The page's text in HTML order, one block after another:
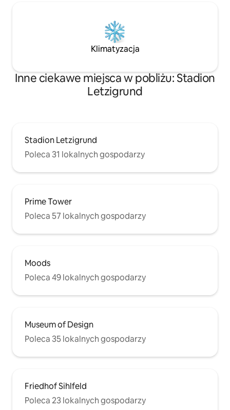
Klimatyzacja
Inne ciekawe miejsca w pobliżu: Stadion
Letzigrund
Stadion Letzigrund
Poleca 31 lokalnych gospodarzy
Prime Tower
Poleca 57 lokalnych gospodarzy
Moods
Poleca 49 lokalnych gospodarzy
Museum of Design
Poleca 35 lokalnych gospodarzy
Friedhof Sihlfeld
Poleca 23 lokalnych gospodarzy